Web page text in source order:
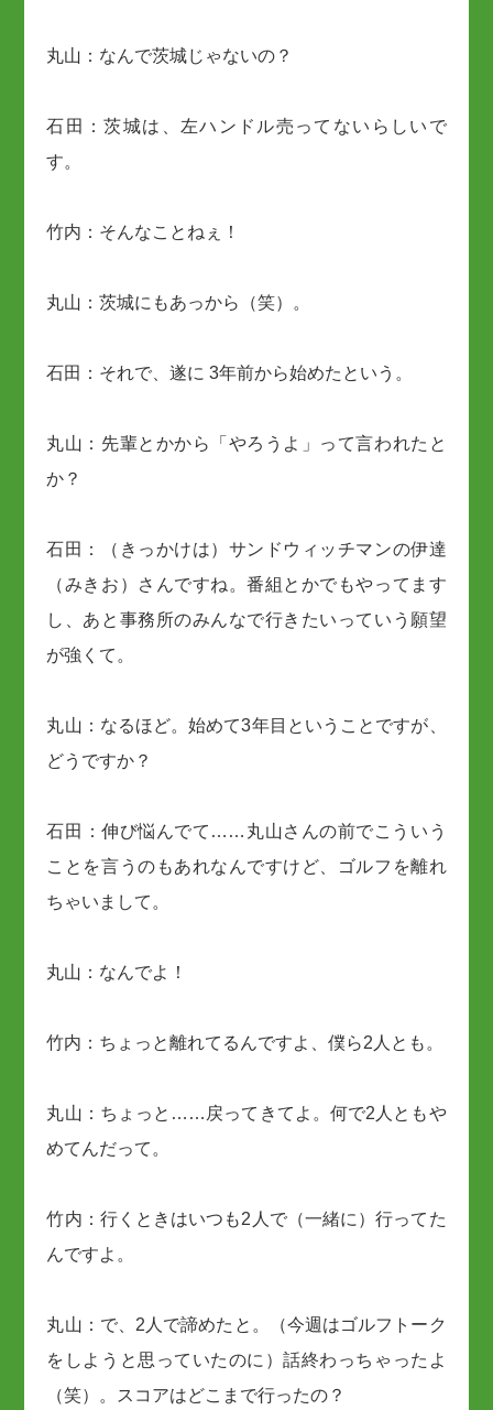
丸山：なんで茨城じゃないの？
石田：茨城は、左ハンドル売ってないらしいで
す。
竹内：そんなことねぇ！
丸山：茨城にもあっから（笑）。
石田：それで、遂に 3年前から始めたという。
丸山：先輩とかから「やろうよ」って言われたと
か？
石田：（きっかけは）サンドウィッチマンの伊達
（みきお）さんですね。番組とかでもやってます
し、あと事務所のみんなで行きたいっていう願望
が強くて。
丸山：なるほど。始めて3年目ということですが、
どうですか？
石田：伸び悩んでて……丸山さんの前でこういう
ことを言うのもあれなんですけど、ゴルフを離れ
ちゃいまして。
丸山：なんでよ！
竹内：ちょっと離れてるんですよ、僕ら2人とも。
丸山：ちょっと……戻ってきてよ。何で2人ともや
めてんだって。
竹内：行くときはいつも2人で（一緒に）行ってた
んですよ。
丸山：で、2人で諦めたと。（今週はゴルフトーク
をしようと思っていたのに）話終わっちゃったよ
（笑）。スコアはどこまで行ったの？